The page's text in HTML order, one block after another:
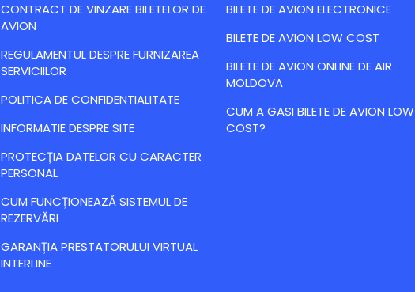
CONTRACT DE VINZARE BILETELOR DE
AVION
REGULAMENTUL DESPRE FURNIZAREA
SERVICIILOR
POLITICA DE CONFIDENTIALITATE
INFORMATIE DESPRE SITE
PROTECȚIA DATELOR CU CARACTER
PERSONAL
CUM FUNCȚIONEAZĂ SISTEMUL DE
REZERVĂRI
GARANȚIA PRESTATORULUI VIRTUAL
INTERLINE
BILETE DE AVION ELECTRONICE
BILETE DE AVION LOW COST
BILETE DE AVION ONLINE DE AIR
MOLDOVA
CUM A GASI BILETE DE AVION LOW
COST?